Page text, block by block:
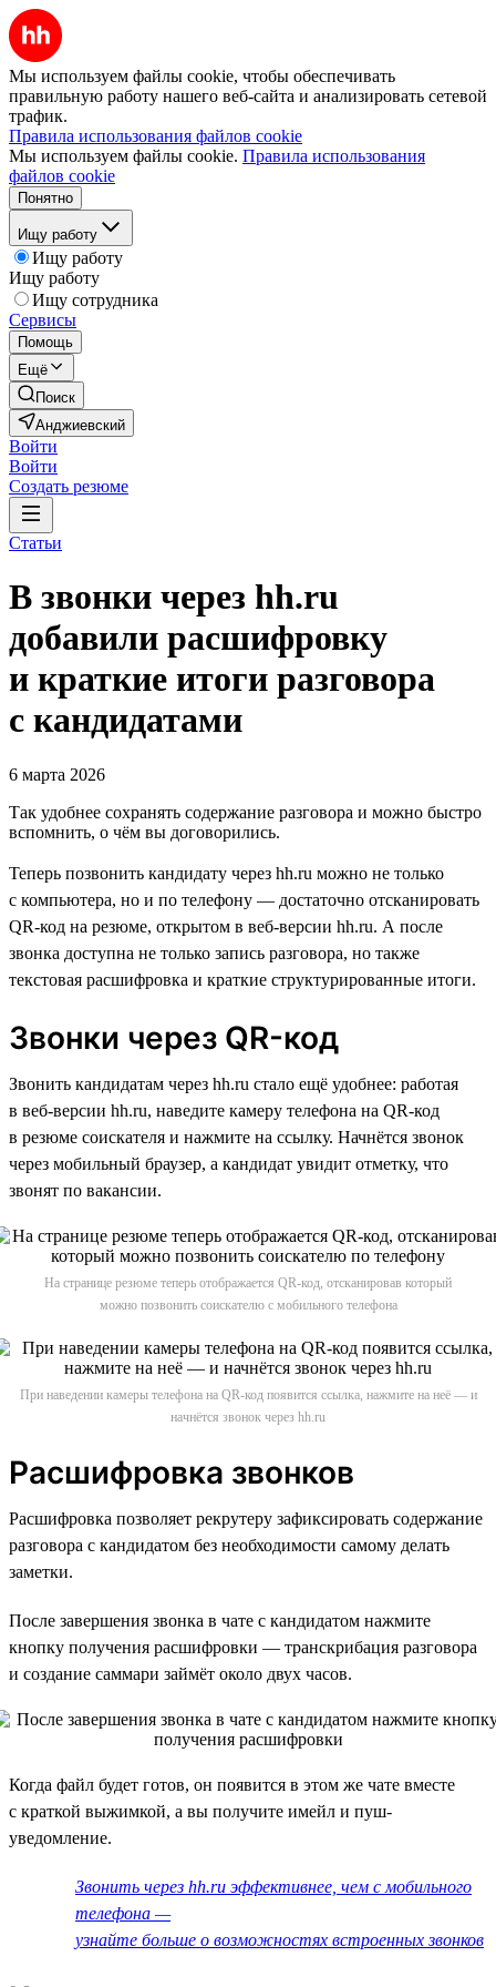
Мы используем файлы cookie, чтобы обеспечивать
правильную работу нашего веб-сайта и анализировать сетевой
трафик.
Правила использования файлов cookie
Мы используем файлы cookie. Правила использования
файлов cookie
Понятно
Ищу работу
Ищу работу
Ищу работу
Ищу сотрудника
Сервисы
Помощь
Ещё
Поиск
Анджиевский
Войти
Войти
Создать резюме
Статьи
В звонки через hh.ru
добавили расшифровку
и краткие итоги разговора
с кандидатами
6 марта 2026
Так удобнее сохранять содержание разговора и можно быстро
вспомнить, о чём вы договорились.
Теперь позвонить кандидату через hh.ru можно не только
с компьютера, но и по телефону — достаточно отсканировать
QR-код на резюме, открытом в веб-версии hh.ru. А после
звонка доступна не только запись разговора, но также
текстовая расшифровка и краткие структурированные итоги.
Звонки через QR-код
Звонить кандидатам через hh.ru стало ещё удобнее: работая
в веб-версии hh.ru, наведите камеру телефона на QR-код
в резюме соискателя и нажмите на ссылку. Начнётся звонок
через мобильный браузер, а кандидат увидит отметку, что
звонят по вакансии.
На странице резюме теперь отображается QR-код, отсканировав который
можно позвонить соискателю с мобильного телефона
При наведении камеры телефона на QR-код появится ссылка, нажмите на неё — и
начнётся звонок через hh.ru
Расшифровка звонков
Расшифровка позволяет рекрутеру зафиксировать содержание
разговора с кандидатом без необходимости самому делать
заметки.
После завершения звонка в чате с кандидатом нажмите
кнопку получения расшифровки — транскрибация разговора
и создание саммари займёт около двух часов.
Когда файл будет готов, он появится в этом же чате вместе
с краткой выжимкой, а вы получите имейл и пуш-
уведомление.
Звонить через hh.ru эффективнее, чем с мобильного
телефона —
узнайте больше о возможностях встроенных звонков